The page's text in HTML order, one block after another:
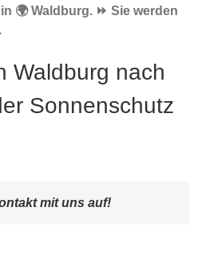
🌍 Waldburg. ⏩ Sie werden
Waldburg nach
Sonnenschutz
mit uns auf!